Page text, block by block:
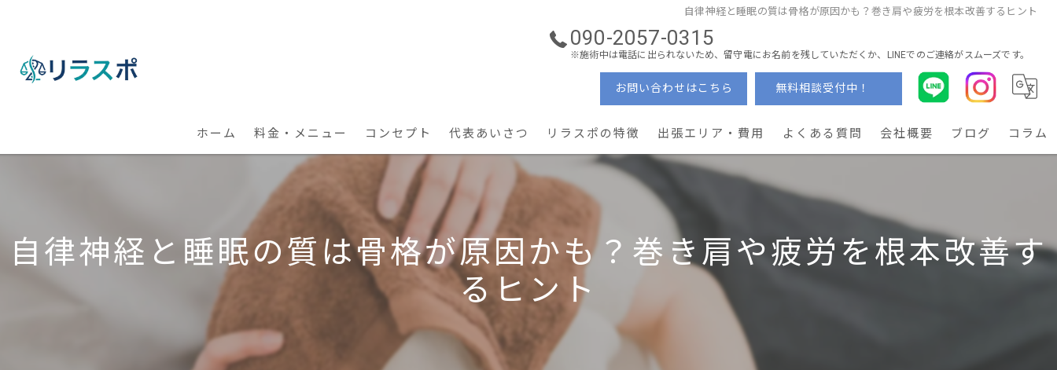
自律神経と睡眠の質は骨格が原因かも？巻き肩や疲労を根本改善するヒント
090-2057-0315
※施術中は電話に出られないため、留守電にお名前を残していただくか、LINEでのご連絡がスムーズです。
お問い合わせはこちら 無料相談受付中！
ホーム 料金・メニュー
【出張】整体・パーソナルケア
【全国】オンライン・コンディショニング
コンセプト 代表あいさつ リラスポの特徴
理学療法士
産後ケア × 美容姿勢
予防・メンテナンス
地域密着
出張エリア・費用 よくある質問 会社概要 ブログ コラム
自律神経と睡眠の質は骨格が原因かも？巻き肩や疲労を根本改善す
るヒント